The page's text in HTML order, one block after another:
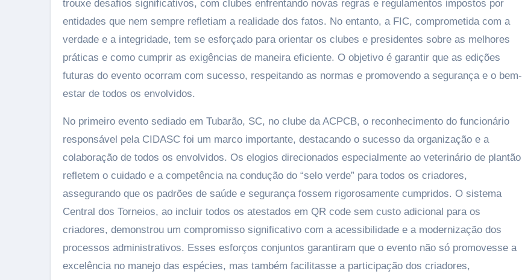
trouxe desafios significativos, com clubes enfrentando novas regras e regulamentos impostos por
entidades que nem sempre refletiam a realidade dos fatos. No entanto, a FIC, comprometida com a
verdade e a integridade, tem se esforçado para orientar os clubes e presidentes sobre as melhores
práticas e como cumprir as exigências de maneira eficiente. O objetivo é garantir que as edições
futuras do evento ocorram com sucesso, respeitando as normas e promovendo a segurança e o bem-
estar de todos os envolvidos.
No primeiro evento sediado em Tubarão, SC, no clube da ACPCB, o reconhecimento do funcionário
responsável pela CIDASC foi um marco importante, destacando o sucesso da organização e a
colaboração de todos os envolvidos. Os elogios direcionados especialmente ao veterinário de plantão
refletem o cuidado e a competência na condução do “selo verde” para todos os criadores,
assegurando que os padrões de saúde e segurança fossem rigorosamente cumpridos. O sistema
Central dos Torneios, ao incluir todos os atestados em QR code sem custo adicional para os
criadores, demonstrou um compromisso significativo com a acessibilidade e a modernização dos
processos administrativos. Esses esforços conjuntos garantiram que o evento não só promovesse a
excelência no manejo das espécies, mas também facilitasse a participação dos criadores,